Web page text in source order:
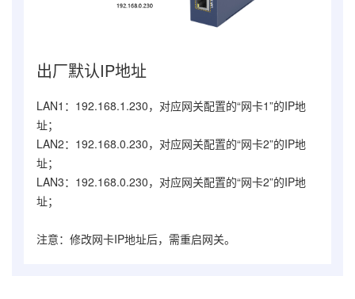
出厂默认IP地址
LAN1：192.168.1.230，对应网关配置的“网卡1”的IP地
址；
LAN2：192.168.0.230，对应网关配置的“网卡2”的IP地
址；
LAN3：192.168.0.230，对应网关配置的“网卡2”的IP地
址；
注意：修改网卡IP地址后，需重启网关。